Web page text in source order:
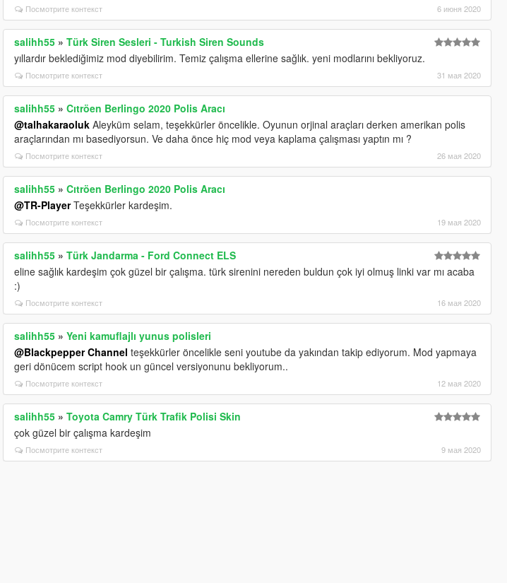
Посмотрите контекст 6 июня 2020
salihh55 »Türk Siren Sesleri - Turkish Siren Sounds
yıllardır beklediğimiz mod diyebilirim. Temiz çalışma ellerine sağlık. yeni modlarını bekliyoruz.
Посмотрите контекст 31 мая 2020
salihh55 »Cıtröen Berlingo 2020 Polis Aracı
@talhakaraoluk Aleyküm selam, teşekkürler öncelikle. Oyunun orjinal araçları derken amerikan polis
araçlarından mı basediyorsun. Ve daha önce hiç mod veya kaplama çalışması yaptın mı ?
Посмотрите контекст 26 мая 2020
salihh55 »Cıtröen Berlingo 2020 Polis Aracı
@TR-PlayerTeşekkürler kardeşim.
Посмотрите контекст 19 мая 2020
salihh55 »Türk Jandarma - Ford Connect ELS
eline sağlık kardeşim çok güzel bir çalışma. türk sirenini nereden buldun çok iyi olmuş linki var mı acaba
:)
Посмотрите контекст 16 мая 2020
salihh55 »Yeni kamuflajlı yunus polisleri
@Blackpepper Channel teşekkürler öncelikle seni youtube da yakından takip ediyorum. Mod yapmaya
geri dönücem script hook un güncel versiyonunu bekliyorum..
Посмотрите контекст 12 мая 2020
salihh55 »Toyota Camry Türk Trafik Polisi Skin
çok güzel bir çalışma kardeşim
Посмотрите контекст 9 мая 2020